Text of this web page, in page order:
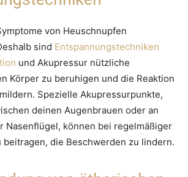
von Heuschnupfen
sind Entspannungstechniken
und Akupressur nützliche
Körper zu beruhigen und die Reaktion
Spezielle Akupressurpunkte,
deinen Augenbrauen oder an
Nasenflügel, können bei regelmäßiger
beitragen, die Beschwerden zu lindern.